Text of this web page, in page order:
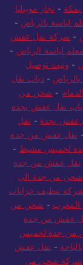
بالباحة -نجار
- نجار موبيليا
لياسة بالرياض -
- شركة نقل عفش
لياسة الرياض
-
ونيت توصيل
-دباب نقل
-
شحن من
نقل عفش بجدة
عفش بجدة - نقل
نقل عفش من جدة
لخميس مشيط-
نقل عفش من جدة
من جدة الى
شركة تنظيف خزانات
- شحن من
عفش من جدة
من جدة لخميس
- نقل عفش